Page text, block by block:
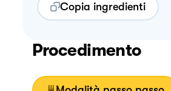
Copia ingredienti
Procedimento